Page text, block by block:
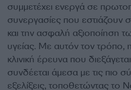
συμμετέχει ενεργά σε
συνεργασίες που εστιάζουν
και την ασφαλή αξιοποίηση
υγείας. Με αυτόν τον τρόπο,
κλινική έρευνα που
συνδέεται άμεσα με τις πιο
εξελίξεις, τοποθετώντας το